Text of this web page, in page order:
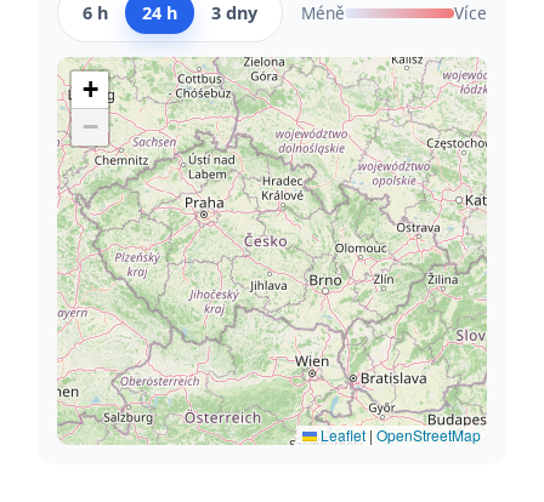
6 h 24 h 3 dny Méně Více
+
−
Leaflet | OpenStreetMap